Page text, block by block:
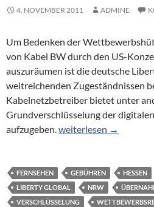
4. NOVEMBER 2011 ADMINE
Um Bedenken der
von Kabel BW durch den US-
auszuräumen ist die deutsche
weitreichenden Zugeständnissen
Kabelnetzbetreiber bietet unter
Grundverschlüsselung der
aufzugeben.Für Kabel-BW-
weiterlesen →
FERNSEHEN GEBÜHREN HESSEN
LIBERTY GLOBAL
NRW
VERSCHLÜSSELUNG